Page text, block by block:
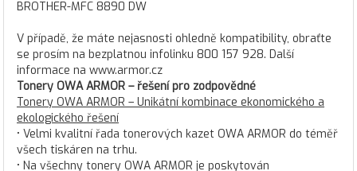
BROTHER-MFC 8890 DW
V případě, že máte nejasnosti ohledně kompatibility, obraťte
se prosím na bezplatnou infolinku 800 157 928. Další
informace na www.armor.cz
Tonery OWA ARMOR – řešení pro zodpovědné
Tonery OWA ARMOR – Unikátní kombinace ekonomického a
ekologického řešení
• Velmi kvalitní řada tonerových kazet OWA ARMOR do téměř
všech tiskáren na trhu.
• Na všechny tonery OWA ARMOR je poskytován